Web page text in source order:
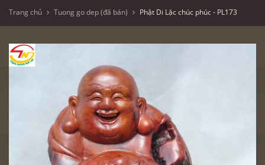
Trang chủ Tuong go dep (đã bán) Phật Di Lặc chúc phúc - PL173